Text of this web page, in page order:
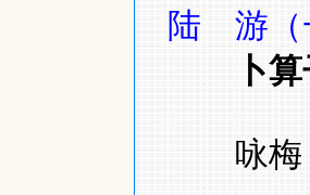
陆 游
卜
咏梅